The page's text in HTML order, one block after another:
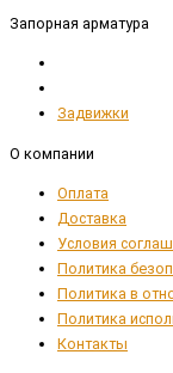
Запорная арматура
Задвижки
О компании
Оплата
Доставка
Условия
Политика
Политика в
Политика
Контакты